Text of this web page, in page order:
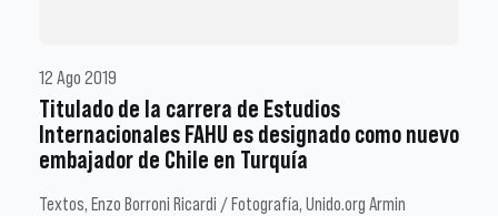
12 Ago 2019
Titulado de la carrera de Estudios
Internacionales FAHU es designado como nuevo
embajador de Chile en Turquía
Textos, Enzo Borroni Ricardi / Fotografía, Unido.org Armin